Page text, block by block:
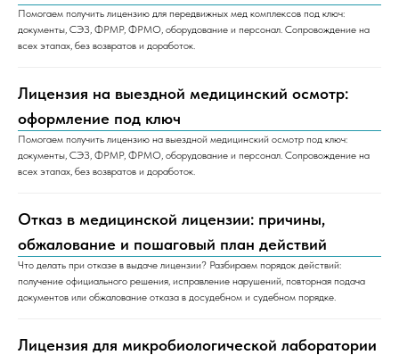
Помогаем получить лицензию для передвижных мед комплексов под ключ:
документы, СЭЗ, ФРМР, ФРМО, оборудование и персонал. Сопровождение на
всех этапах, без возвратов и доработок.
Лицензия на выездной медицинский осмотр:
оформление под ключ
Помогаем получить лицензию на выездной медицинский осмотр под ключ:
документы, СЭЗ, ФРМР, ФРМО, оборудование и персонал. Сопровождение на
всех этапах, без возвратов и доработок.
Отказ в медицинской лицензии: причины,
обжалование и пошаговый план действий
Что делать при отказе в выдаче лицензии? Разбираем порядок действий:
получение официального решения, исправление нарушений, повторная подача
документов или обжалование отказа в досудебном и судебном порядке.
Лицензия для микробиологической лаборатории